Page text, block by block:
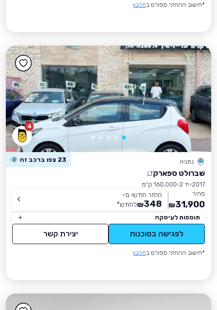
*חישוב ההחזר מפורט בתקנון
4
נתניה 23 צפו ברכב זה
שברולט ספארקLT
2017 יד 2
160,000 ק״מ
מחיר
31,900
₪
החזר חודשי מ-
348
₪לחודש*
תוספות לעיסקה
לפגישה בסוכנות יצירת קשר
*חישוב ההחזר מפורט בתקנון